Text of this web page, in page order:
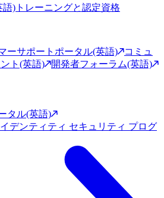
語) トレーニングと認定資格
ーサポートポータル(英語)
コミュ
ト(英語)
開発者フォーラム(英語)
タル(英語)
デンティティ セキュリティ プログ